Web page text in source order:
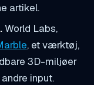
artikel.
World Labs,
, et værktøj,
3D-miljøer
input.